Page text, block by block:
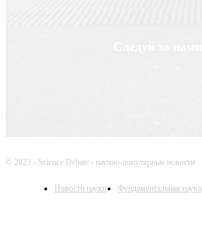
© 2023 - Science Debate - научно-популярные новости
Новости науки Фундаментальная наука